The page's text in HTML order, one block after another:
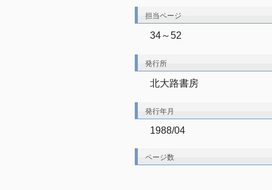
担当ページ
34～52
発行所
北大路書房
発行年月
1988/04
ページ数